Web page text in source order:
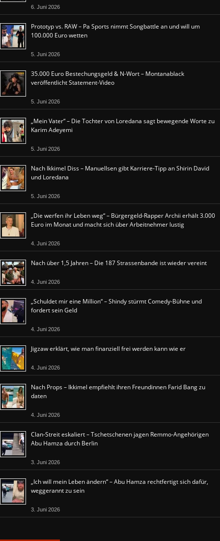
6. Juni 2026
Prototyp vs. RAW – Pa Sports nimmt Songbattle an und will um
100.000 Euro wetten
5. Juni 2026
35.000 Euro Bestechungsgeld & N-Wort – Montanablack
veröffentlicht Statement-Video
5. Juni 2026
„Mein Vater“ – Die Tochter von Loredana sagt bewegende Worte zu
Karim Adeyemi
5. Juni 2026
Nach Ikkimel Diss – Manuellsen gibt Karriere-Tipp an Shirin David
und Loredana
5. Juni 2026
„Die werfen ihr Leben weg“ – Bürgergeld-Rapper Archii erhält 3.000
Euro im Monat und macht sich über Arbeitnehmer lustig
4. Juni 2026
Nach über 1,5 Jahren – Die 187 Strassenbande ist wieder vereint
4. Juni 2026
„Schuldet mir eine Million“ – Shindy stürmt Comedy-Bühne und
fordert sein Geld
4. Juni 2026
Jigzaw erklärt, wie man finanziell frei werden kann wie er
4. Juni 2026
Nach Props – Ikkimel empfiehlt ihren Freundinnen Farid Bang zu
daten
4. Juni 2026
Clan-Streit eskaliert – Tschetschenen jagen Remmo-Angehörigen
Abu Hamza durch Berlin
3. Juni 2026
„Ich will mein Leben ändern“ – Abu Hamza rechtfertigt sich dafür,
weggerannt zu sein
3. Juni 2026